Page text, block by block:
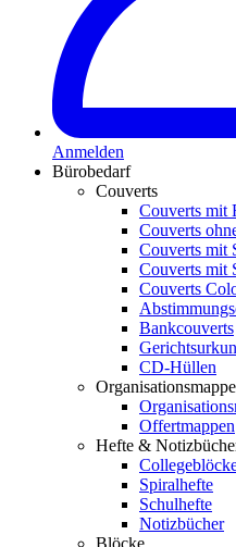
Anmelden
Bürobedarf
Couverts
Couverts mit
Couverts
Couverts mit
Couverts mit
Couverts
Bankcouverts
CD-Hüllen
Offertmappen
Hefte &
Spiralhefte
Schulhefte
Notizbücher